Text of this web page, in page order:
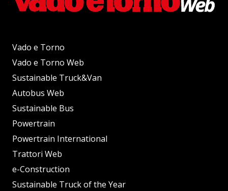
Vado e Torno
Vado e Torno Web
Sustainable Truck&Van
Autobus Web
Sustainable Bus
Powertrain
Powertrain International
Trattori Web
e-Construction
Sustainable Truck of the Year